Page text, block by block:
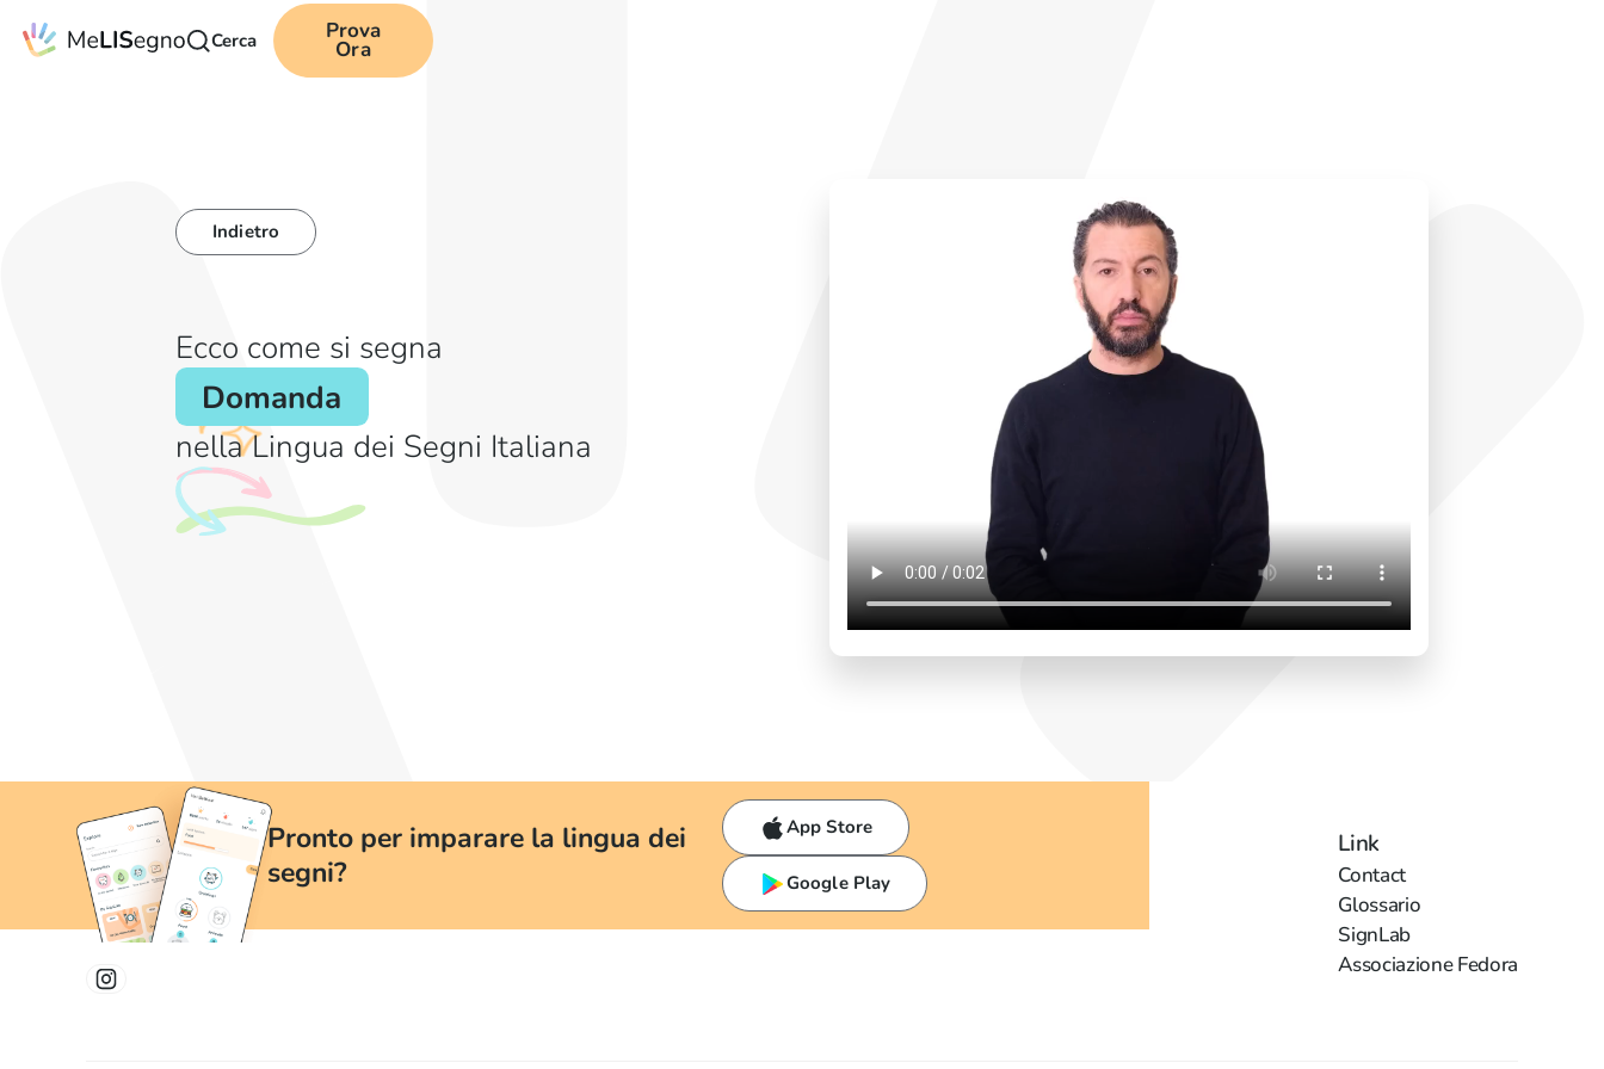
Cerca Prova
Ora
Indietro
Ecco come si segna
Domanda
nella Lingua dei Segni Italiana
Pronto per imparare la lingua dei
segni?
App Store
Google Play
Impara la LIS in modo semplice ed entusiasmante
Link
Contact
Glossario
SignLab
Associazione Fedora